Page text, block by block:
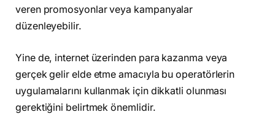
veren promosyonlar veya kampanyalar
düzenleyebilir.
Yine de, internet üzerinden para kazanma veya
gerçek gelir elde etme amacıyla bu operatörlerin
uygulamalarını kullanmak için dikkatli olunması
gerektiğini belirtmek önemlidir.